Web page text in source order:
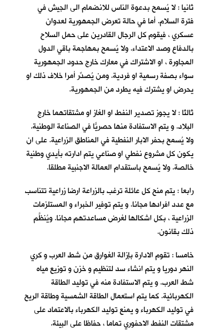
ثانيا : لا يُسمح بدعوة الناس للانضمام الى الجيش في
فترة السلام. أما في حالة تعرض الجمهورية لعدوان
عسكري ، فيقوم كل الرجال القادرين على حمل السلاح
بالدفاع وصد الاعتداء. ولا يُسمح بمهاجمة باقي الدول
المجاورة ، او الاشتراك في معارك خارج حدود الجمهورية
سواء بصفة رسمية او فردية. ومن يُصدِّر أمرا خلاف ذلك او
يحرض او يشترك فيه يطرد من الجمهورية.
ثالثا : لا يجوز تصدير النفط او الغاز او مشتقاتهما خارج
البلاد. و يتم الاستفادة منها حصريّاً في الصناعة الوطنية.
ولا يُسمح بحفر الابار النفطية في المناطق الزراعية. على ان
يكون كل مشروع نفطي او صناعي يتم ادارته بأيدي وطنية
خالصة. ولا يُسمح باستقدام العمالة الاجنبية مطلقا.
رابعا : يتم منح كل عائلة ترغب بالزراعة ارضا زراعية تتناسب
مع عدد افرادها مجانا. و يتم توفير الخبراء و المستلزمات
الزراعية ، بكل اشكالها لغرض مساعدتهم مجانا. ويُنظَّم
ذلك بقانون.
خامسا : تقوم الادارة بإزالة الغوارق من شط العرب و كري
النهر دوريا و يتم انشاء سد لتنظيم و خزن و توزيع مياه
شط العرب. و يتم الاستفادة منه في توليد الطاقة
الكهربائية. كما يتم استعمال الطاقة الشمسية وطاقة الريح
في توليد الكهرباء و يمنع توليد الكهرباء بالاعتماد على
مشتقات النفط الاحفوري تماما ، حفاظا على البيئة.